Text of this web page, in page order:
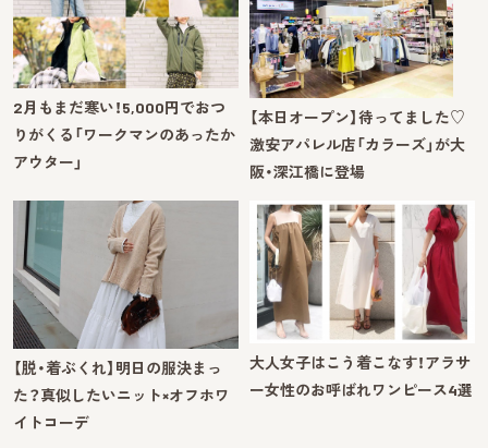
2月もまだ寒い！5,000円でおつ
りがくる「ワークマンのあったか
アウター」
【本日オープン】待ってました♡
激安アパレル店「カラーズ」が大
阪・深江橋に登場
【脱・着ぶくれ】明日の服決まっ
た？真似したいニット×オフホワ
イトコーデ
大人女子はこう着こなす！アラサ
ー女性のお呼ばれワンピース4選